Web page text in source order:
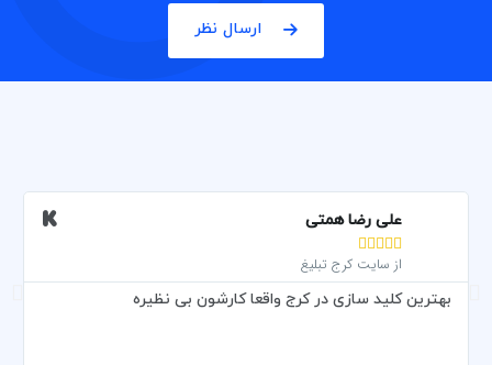
ارسال نظر
علی رضا همتی





از سایت کرج تبلیغ
بهترین کلید سازی در کرج واقعا کارشون بی نظیره